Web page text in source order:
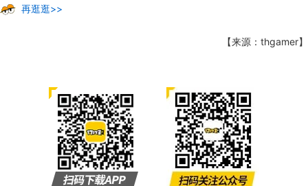
再逛逛>>
【来源：thgamer】